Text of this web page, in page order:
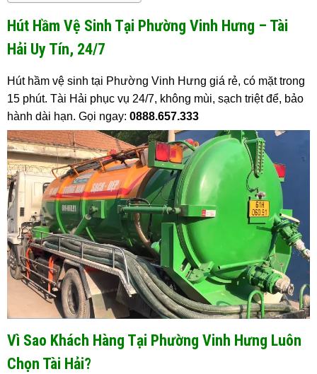
Hút Hầm Vệ Sinh Tại Phường Vinh Hưng – Tài
Hải Uy Tín, 24/7
Hút hầm vệ sinh tại Phường Vinh Hưng giá rẻ, có mặt trong
15 phút. Tài Hải phục vụ 24/7, không mùi, sạch triệt để, bảo
hành dài hạn. Gọi ngay: 0888.657.333
Vì Sao Khách Hàng Tại Phường Vinh Hưng Luôn
Chọn Tài Hải?